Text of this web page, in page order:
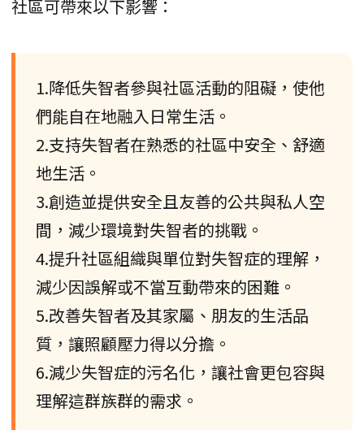
社區可帶來以下影響：
1.降低失智者參與社區活動的阻礙，使他
們能自在地融入日常生活。
2.支持失智者在熟悉的社區中安全、舒適
地生活。
3.創造並提供安全且友善的公共與私人空
間，減少環境對失智者的挑戰。
4.提升社區組織與單位對失智症的理解，
減少因誤解或不當互動帶來的困難。
5.改善失智者及其家屬、朋友的生活品
質，讓照顧壓力得以分擔。
6.減少失智症的污名化，讓社會更包容與
理解這群族群的需求。